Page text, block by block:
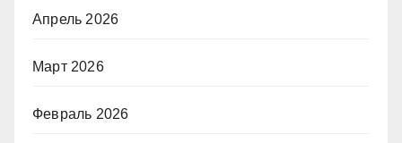
Апрель 2026
Март 2026
Февраль 2026